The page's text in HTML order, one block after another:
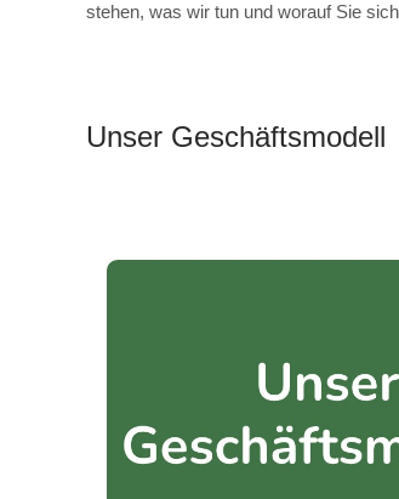
stehen, was wir tun und worauf Sie
Unser Geschäftsmodell